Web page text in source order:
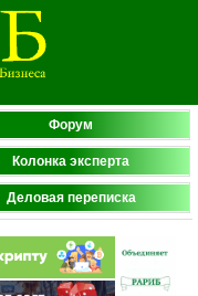
Форум
Колонка эксперта
Деловая переписка